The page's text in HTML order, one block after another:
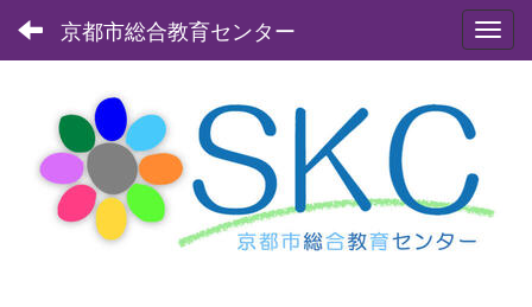
京都市総合教育センター